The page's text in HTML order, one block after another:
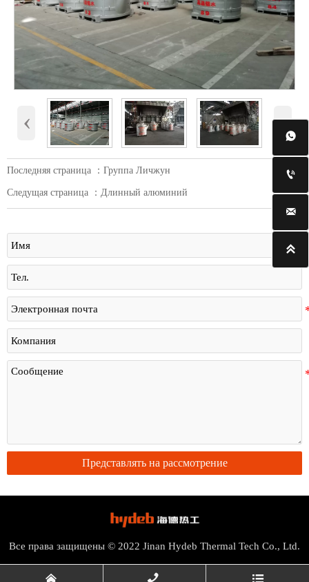
‹ ›
Последняя страница ： Группа Личжун
Следущая страница ： Длинный алюминий
Представлять на рассмотрение
Все права защищены © 2022 Jinan Hydeb Thermal Tech Co., Ltd.
  



